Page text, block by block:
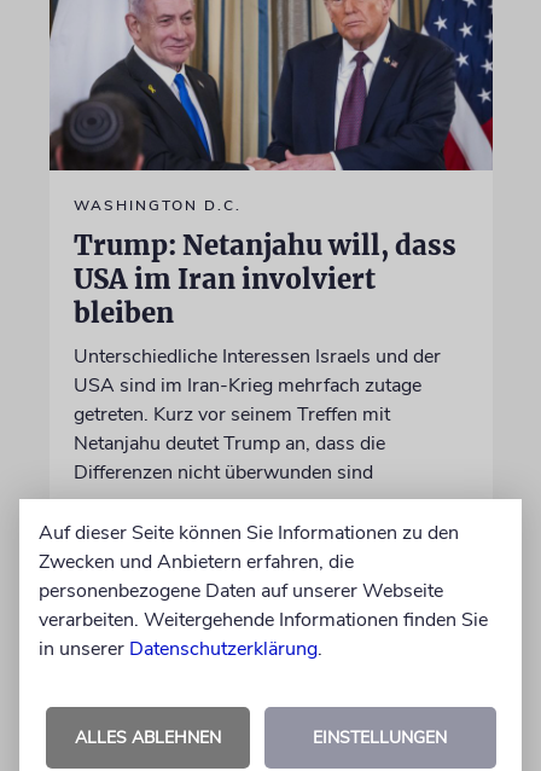
WASHINGTON D.C.
Trump: Netanjahu will, dass
USA im Iran involviert
bleiben
Unterschiedliche Interessen Israels und der
USA sind im Iran-Krieg mehrfach zutage
getreten. Kurz vor seinem Treffen mit
Netanjahu deutet Trump an, dass die
Differenzen nicht überwunden sind
28.07.2026
Auf dieser Seite können Sie Informationen zu den
Zwecken und Anbietern erfahren, die
personenbezogene Daten auf unserer Webseite
verarbeiten. Weitergehende Informationen finden Sie
in unserer Datenschutzerklärung.
ALLES ABLEHNEN EINSTELLUNGEN